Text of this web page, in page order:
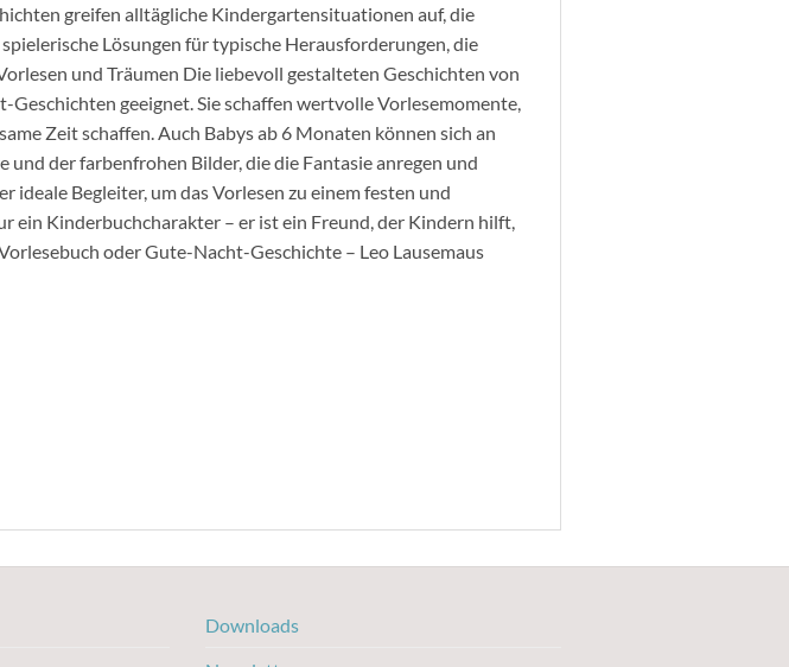
greifen alltägliche Kindergartensituationen auf, die
Lösungen für typische Herausforderungen, die
und Träumen Die liebevoll gestalteten Geschichten von
Geschichten geeignet. Sie schaffen wertvolle Vorlesemomente,
Zeit schaffen. Auch Babys ab 6 Monaten können sich an
und der farbenfrohen Bilder, die die Fantasie anregen und
ideale Begleiter, um das Vorlesen zu einem festen und
ein Kinderbuchcharakter – er ist ein Freund, der Kindern hilft,
oder Gute-Nacht-Geschichte – Leo Lausemaus
Downloads